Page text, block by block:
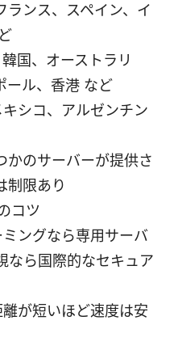
ランス、スペイン、イ
国、オーストラリ
ール、香港 など
シコ、アルゼンチン
かのサーバーが提供さ
制限あり
コツ
ングなら専用サーバ
なら国際的なセキュア
が短いほど速度は安